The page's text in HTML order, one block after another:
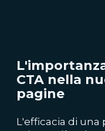
CTA nella
pagine
L'efficacia di una